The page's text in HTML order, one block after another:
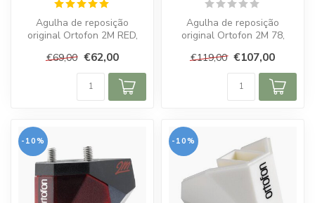
Agulha de reposição
original Ortofon 2M RED,
para...
€69,00 €62,00
Agulha de reposição
original Ortofon 2M 78,
para disco...
€119,00 €107,00
-10% -10%